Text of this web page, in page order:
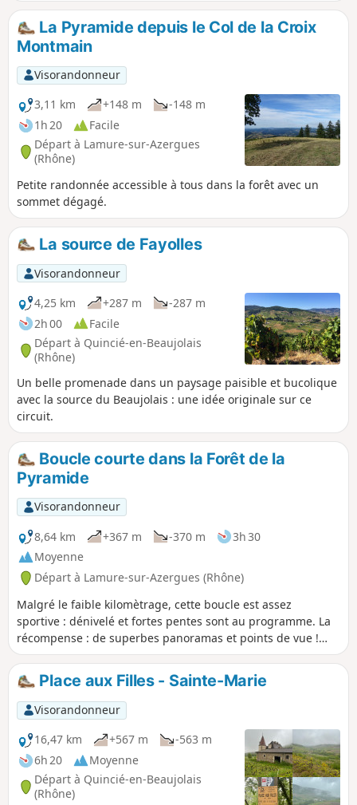
La Pyramide depuis le Col de la Croix
Montmain
Visorandonneur
3,11 km
+148 m
-148 m
1h 20
Facile
Départ à Lamure-sur-Azergues
(Rhône)
Petite randonnée accessible à tous dans la forêt avec un
sommet dégagé.
La source de Fayolles
Visorandonneur
4,25 km
+287 m
-287 m
2h 00
Facile
Départ à Quincié-en-Beaujolais
(Rhône)
Un belle promenade dans un paysage paisible et bucolique
avec la source du Beaujolais : une idée originale sur ce
circuit.
Boucle courte dans la Forêt de la
Pyramide
Visorandonneur
8,64 km
+367 m -370 m
3h 30
Moyenne
Départ à Lamure-sur-Azergues (Rhône)
Malgré le faible kilomètrage, cette boucle est assez
sportive : dénivelé et fortes pentes sont au programme. La
récompense : de superbes panoramas et points de vue !
Attention ! Un passage escarpé en (8)
Place aux Filles - Sainte-Marie
Visorandonneur
16,47 km
+567 m
-563 m
6h 20
Moyenne
Départ à Quincié-en-Beaujolais
(Rhône)